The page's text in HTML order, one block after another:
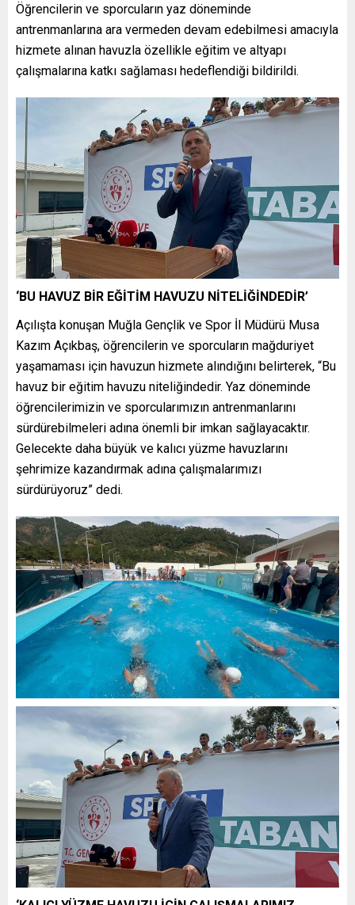
Öğrencilerin ve sporcuların yaz döneminde
antrenmanlarına ara vermeden devam edebilmesi amacıyla
hizmete alınan havuzla özellikle eğitim ve altyapı
çalışmalarına katkı sağlaması hedeflendiği bildirildi.
‘BU HAVUZ BİR EĞİTİM HAVUZU NİTELİĞİNDEDİR’
Açılışta konuşan Muğla Gençlik ve Spor İl Müdürü Musa
Kazım Açıkbaş, öğrencilerin ve sporcuların mağduriyet
yaşamaması için havuzun hizmete alındığını belirterek, “Bu
havuz bir eğitim havuzu niteliğindedir. Yaz döneminde
öğrencilerimizin ve sporcularımızın antrenmanlarını
sürdürebilmeleri adına önemli bir imkan sağlayacaktır.
Gelecekte daha büyük ve kalıcı yüzme havuzlarını
şehrimize kazandırmak adına çalışmalarımızı
sürdürüyoruz” dedi.